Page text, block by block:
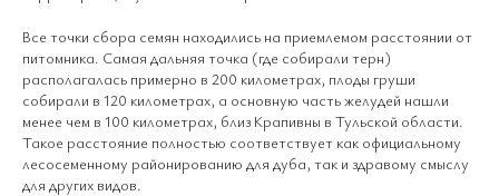
Все точки сбора семян находились на приемлемом расстоянии от
питомника. Самая дальняя точка (где собирали терн)
располагалась примерно в 200 километрах, плоды груши
собирали в 120 километрах, а основную часть желудей нашли
менее чем в 100 километрах, близ Крапивны в Тульской области.
Такое расстояние полностью соответствует как официальному
лесосеменному районированию для дуба, так и здравому смыслу
для других видов.